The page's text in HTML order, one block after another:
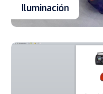
Iluminación